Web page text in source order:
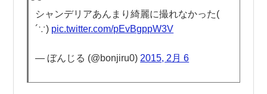
シャンデリアあんまり綺麗に撮れなかった(
´∵) pic.twitter.com/pEvBgppW3V
— ぼんじる (@bonjiru0) 2015, 2月 6